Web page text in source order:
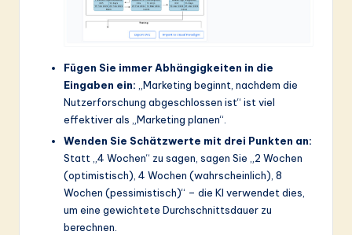
Fügen Sie immer Abhängigkeiten in die
Eingaben ein: „Marketing beginnt, nachdem die
Nutzerforschung abgeschlossen ist“ ist viel
effektiver als „Marketing planen“.
Wenden Sie Schätzwerte mit drei Punkten an:
Statt „4 Wochen“ zu sagen, sagen Sie „2 Wochen
(optimistisch), 4 Wochen (wahrscheinlich), 8
Wochen (pessimistisch)“ – die KI verwendet dies,
um eine gewichtete Durchschnittsdauer zu
berechnen.